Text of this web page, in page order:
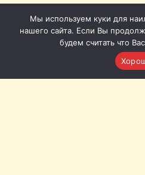
Мы используем куки для
нашего сайта. Если Вы
будем считать что